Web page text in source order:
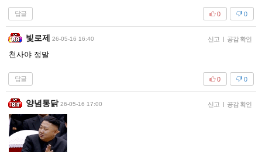
답글 0
0
빛로제 26-05-16 16:40 신고 | 공감 확인
천사야 정말
답글 0
0
양념통닭 26-05-16 17:00 신고 | 공감 확인